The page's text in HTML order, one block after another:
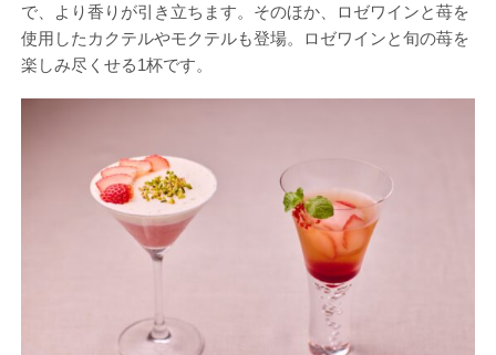
で、より香りが引き立ちます。そのほか、ロゼワインと苺を
使用したカクテルやモクテルも登場。ロゼワインと旬の苺を
楽しみ尽くせる1杯です。